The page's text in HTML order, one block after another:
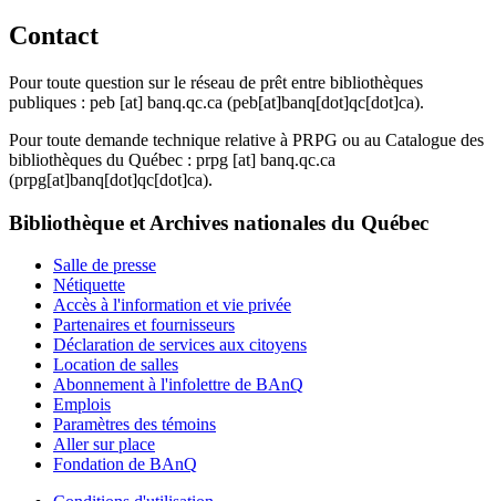
Contact
Pour toute question sur le réseau de prêt entre bibliothèques
publiques : peb [at] banq.qc.ca (peb[at]banq[dot]qc[dot]ca).
Pour toute demande technique relative à PRPG ou au Catalogue des
bibliothèques du Québec : prpg [at] banq.qc.ca
(prpg[at]banq[dot]qc[dot]ca).
Bibliothèque et Archives nationales du Québec
Salle de presse
Nétiquette
Accès à l'information et vie privée
Partenaires et fournisseurs
Déclaration de services aux citoyens
Location de salles
Abonnement à l'infolettre de BAnQ
Emplois
Paramètres des témoins
Aller sur place
Fondation de BAnQ